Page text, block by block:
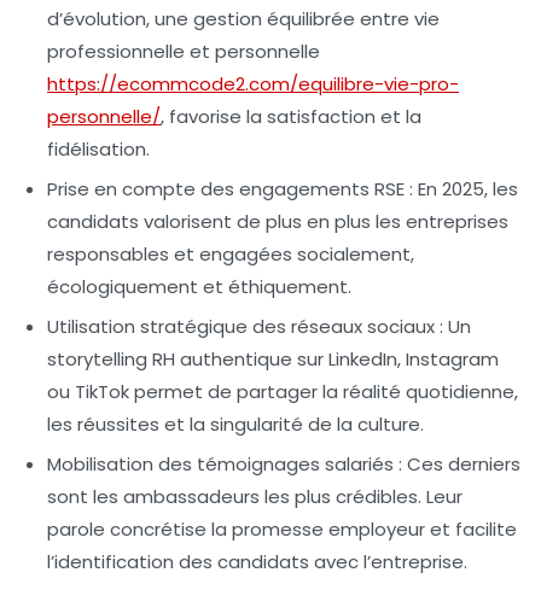
d’évolution, une gestion équilibrée entre vie
professionnelle et personnelle
https://ecommcode2.com/equilibre-vie-pro-
personnelle/, favorise la satisfaction et la
fidélisation.
Prise en compte des engagements RSE : En 2025, les
candidats valorisent de plus en plus les entreprises
responsables et engagées socialement,
écologiquement et éthiquement.
Utilisation stratégique des réseaux sociaux : Un
storytelling RH authentique sur LinkedIn, Instagram
ou TikTok permet de partager la réalité quotidienne,
les réussites et la singularité de la culture.
Mobilisation des témoignages salariés : Ces derniers
sont les ambassadeurs les plus crédibles. Leur
parole concrétise la promesse employeur et facilite
l’identification des candidats avec l’entreprise.